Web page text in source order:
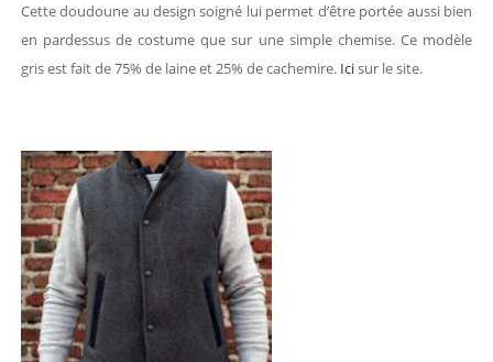
Cette doudoune au design soigné lui permet d’être portée aussi bien
en pardessus de costume que sur une simple chemise. Ce modèle
gris est fait de 75% de laine et 25% de cachemire. Icisur le site.